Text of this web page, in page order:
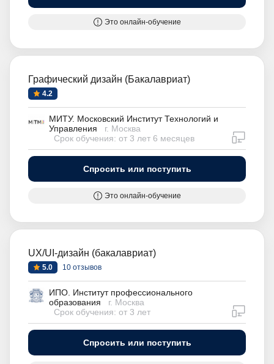
Это онлайн-обучение
Графический дизайн (Бакалавриат)
4.2
МИТУ. Московский Институт Технологий и
Управления
г. Москва
Срок обучения: от 3 лет 6 месяцев
Спросить или поступить
Это онлайн-обучение
UX/UI-дизайн (бакалавриат)
5.0 10 отзывов
ИПО. Институт профессионального
образования
г. Москва
Срок обучения: от 3 лет
Спросить или поступить